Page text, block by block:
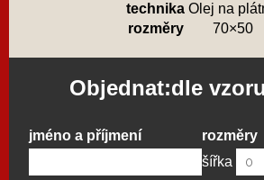
technika Olej na
rozměry
70×50
Objednat:dle
jméno a příjmení
rozměry
šířka